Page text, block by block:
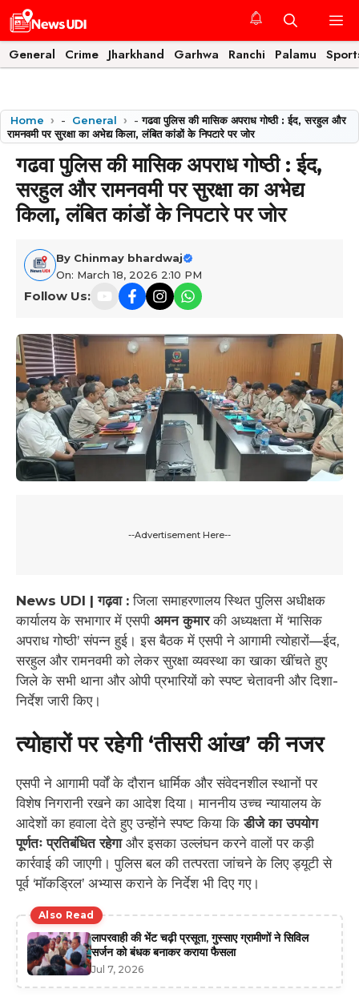
Skip
to
content
General Crime Jharkhand Garhwa Ranchi Palamu
Home - General -गढवा पुलिस की मासिक अपराध गोष्ठी : ईद, सरहुल और
रामनवमी पर सुरक्षा का अभेद्य किला, लंबित कांडों के निपटारे पर जोर
गढवा पुलिस की मासिक अपराध गोष्ठी : ईद,
सरहुल और रामनवमी पर सुरक्षा का अभेद्य
किला, लंबित कांडों के निपटारे पर जोर
By Chinmay bhardwaj
On: March 18, 2026 2:10 PM
Follow Us:
--Advertisement Here--
News UDI | गढ़वा : जिला समाहरणालय स्थित पुलिस अधीक्षक
कार्यालय के सभागार में एसपी अमन कुमारकी अध्यक्षता में ‘मासिक
अपराध गोष्ठी’ संपन्न हुई। इस बैठक में एसपी ने आगामी त्योहारों—ईद,
सरहुल और रामनवमी को लेकर सुरक्षा व्यवस्था का खाका खींचते हुए
जिले के सभी थाना और ओपी प्रभारियों को स्पष्ट चेतावनी और दिशा-
निर्देश जारी किए।
त्योहारों पर रहेगी ‘तीसरी आंख’ की नजर
एसपी ने आगामी पर्वों के दौरान धार्मिक और संवेदनशील स्थानों पर
विशेष निगरानी रखने का आदेश दिया। माननीय उच्च न्यायालय के
आदेशों का हवाला देते हुए उन्होंने स्पष्ट किया किडीजे का उपयोग
पूर्णतः प्रतिबंधित रहेगाऔर इसका उल्लंघन करने वालों पर कड़ी
कार्रवाई की जाएगी। पुलिस बल की तत्परता जांचने के लिए ड्यूटी से
पूर्व ‘मॉकड्रिल’ अभ्यास कराने के निर्देश भी दिए गए।
Also Read
लापरवाही की भेंट चढ़ी प्रसूता, गुस्साए ग्रामीणों ने सिविल
सर्जन को बंधक बनाकर कराया फैसला
Jul 7, 2026